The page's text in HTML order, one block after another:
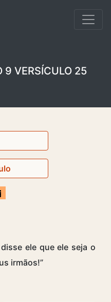
9 VERSÍCULO 25
ele que ele seja o
irmãos!”